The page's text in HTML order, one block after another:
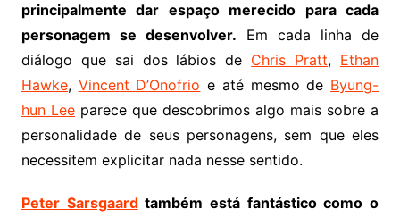
principalmente dar espaço merecido para cada
personagem se desenvolver. Em cada linha de
diálogo que sai dos lábios de Chris Pratt, Ethan
Hawke, Vincent D’Onofrio e até mesmo de Byung-
hun Leeparece que descobrimos algo mais sobre a
personalidade de seus personagens, sem que eles
necessitem explicitar nada nesse sentido.
Peter Sarsgaardtambém está fantástico como o